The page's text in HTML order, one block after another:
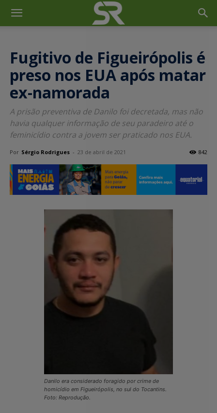
Fugitivo de Figueirópolis é
preso nos EUA após matar
ex-namorada
A prisão preventiva de Danilo foi decretada, mas não
havia qualquer informação de seu paradeiro até o
feminicídio contra a jovem ser praticado nos EUA.
Por Sérgio Rodrigues - 23 de abril de 2021 842
Danilo era considerado foragido por crime de
homicídio em Figueirópolis, no sul do Tocantins.
Foto: Reprodução.